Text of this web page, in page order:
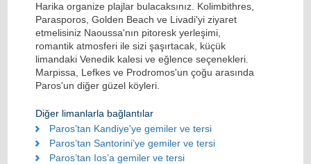
Harika organize plajlar bulacaksınız. Kolimbithres,
Parasporos, Golden Beach ve Livadi'yi ziyaret
etmelisiniz Naoussa'nın pitoresk yerleşimi,
romantik atmosferi ile sizi şaşırtacak, küçük
limandaki Venedik kalesi ve eğlence seçenekleri.
Marpissa, Lefkes ve Prodromos'un çoğu arasında
Paros'un diğer güzel köyleri.
Diğer limanlarla bağlantılar
Paros’tan Kandiye'ye gemiler ve tersi
Paros’tan Santorini’ye gemiler ve tersi
Paros’tan Ios’a gemiler ve tersi